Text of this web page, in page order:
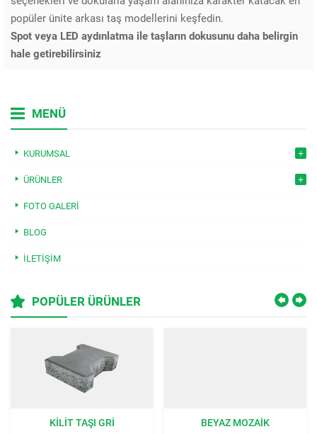
popüler ünite arkası taş modellerini keşfedin.
Spot veya LED aydınlatma ile taşların dokusunu daha belirgin
hale getirebilirsiniz
MENÜ
KURUMSAL
ÜRÜNLER
FOTO GALERI
BLOG
İLETIŞIM
POPÜLER ÜRÜNLER
KILIT TAŞI GRI BEYAZ MOZAIK